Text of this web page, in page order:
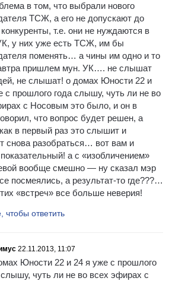
в том, что выбрали нового
ТСЖ, а его не допускают до
т.е. они не нуждаются в
у них уже есть ТСЖ, им бы
поменять… а чины им одно и то
пришлем мун. УК…. не слышат
не слышат! о домах Юности 22 и
с прошлого года слышу, чуть ли не во
с Носовым это было, и он в
что вопрос будет решен, а
в первый раз это слышит и
снова разобраться… вот вам и
а с «изобличением»
вообще смешно — ну сказал мэр
посмеялись, а результат-то где???…
«встреч» все больше неверия!
чтобы ответить
22.11.2013, 11:07
Юности 22 и 24 я уже с прошлого
слышу, чуть ли не во всех эфирах с